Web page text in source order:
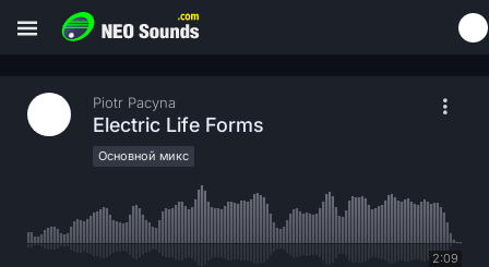
Piotr Pacyna
Electric Life Forms
Основной микс
2:09